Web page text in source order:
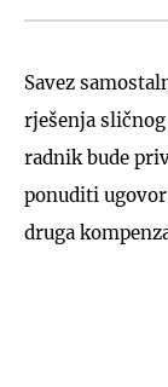
Savez
rješenja
radnik bude
ponuditi
druga